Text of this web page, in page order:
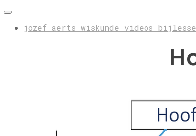
jozef aerts wiskunde videos